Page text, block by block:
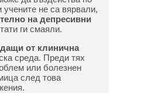
учените не са вярвали,
на депресивни
ги смаяли.
от клинична
среда. Преди тях
или болезнен
след това